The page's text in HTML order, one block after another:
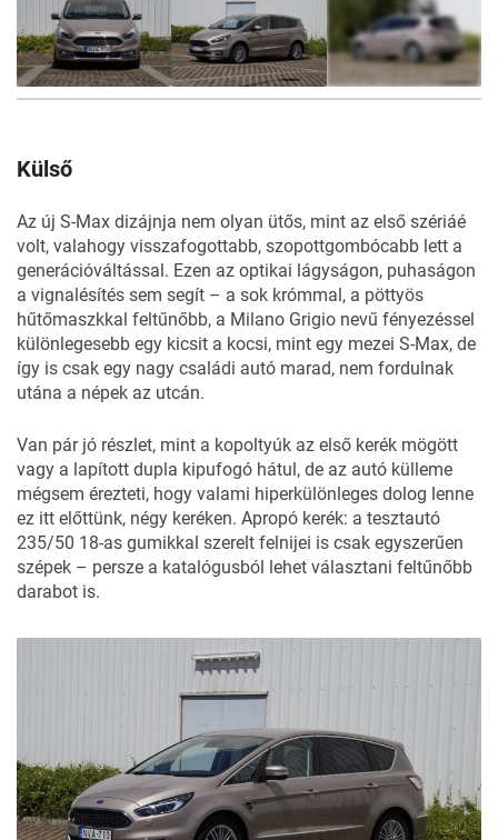
Külső
Az új S-Max dizájnja nem olyan ütős, mint az első szériáé
volt, valahogy visszafogottabb, szopottgombócabb lett a
generációváltással. Ezen az optikai lágyságon, puhaságon
a vignalésítés sem segít – a sok krómmal, a pöttyös
hűtőmaszkkal feltűnőbb, a Milano Grigio nevű fényezéssel
különlegesebb egy kicsit a kocsi, mint egy mezei S-Max, de
így is csak egy nagy családi autó marad, nem fordulnak
utána a népek az utcán.
Van pár jó részlet, mint a kopoltyúk az első kerék mögött
vagy a lapított dupla kipufogó hátul, de az autó külleme
mégsem érezteti, hogy valami hiperkülönleges dolog lenne
ez itt előttünk, négy keréken. Apropó kerék: a tesztautó
235/50 18-as gumikkal szerelt felnijei is csak egyszerűen
szépek – persze a katalógusból lehet választani feltűnőbb
darabot is.